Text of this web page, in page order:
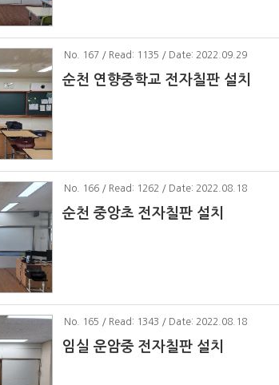
No . 167 / Read: 1135 / Date: 2022.09.29
순천 연향중학교 전자칠판 설치
No . 166 / Read: 1262 / Date: 2022.08.18
순천 중앙초 전자칠판 설치
No . 165 / Read: 1343 / Date: 2022.08.18
임실 운암중 전자칠판 설치